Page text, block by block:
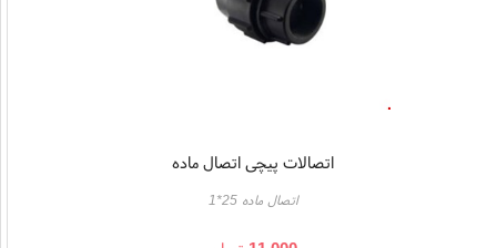
اتصالات پیچی اتصال ماده
اتصال ماده 25*1